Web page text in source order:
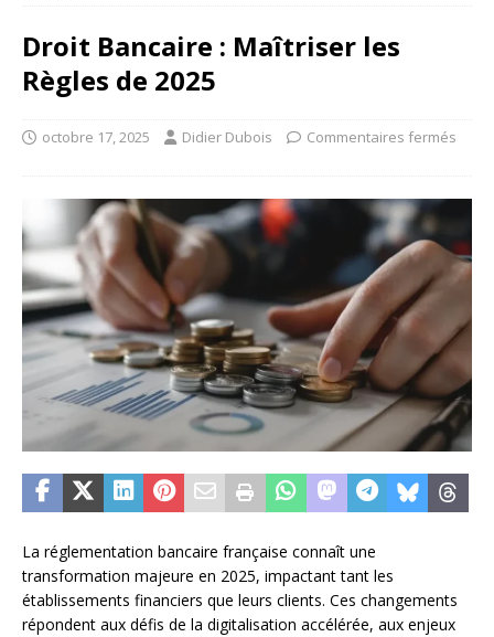
Droit Bancaire : Maîtriser les
Règles de 2025
octobre 17, 2025 Didier Dubois Commentaires fermés
La réglementation bancaire française connaît une
transformation majeure en 2025, impactant tant les
établissements financiers que leurs clients. Ces changements
répondent aux défis de la digitalisation accélérée, aux enjeux